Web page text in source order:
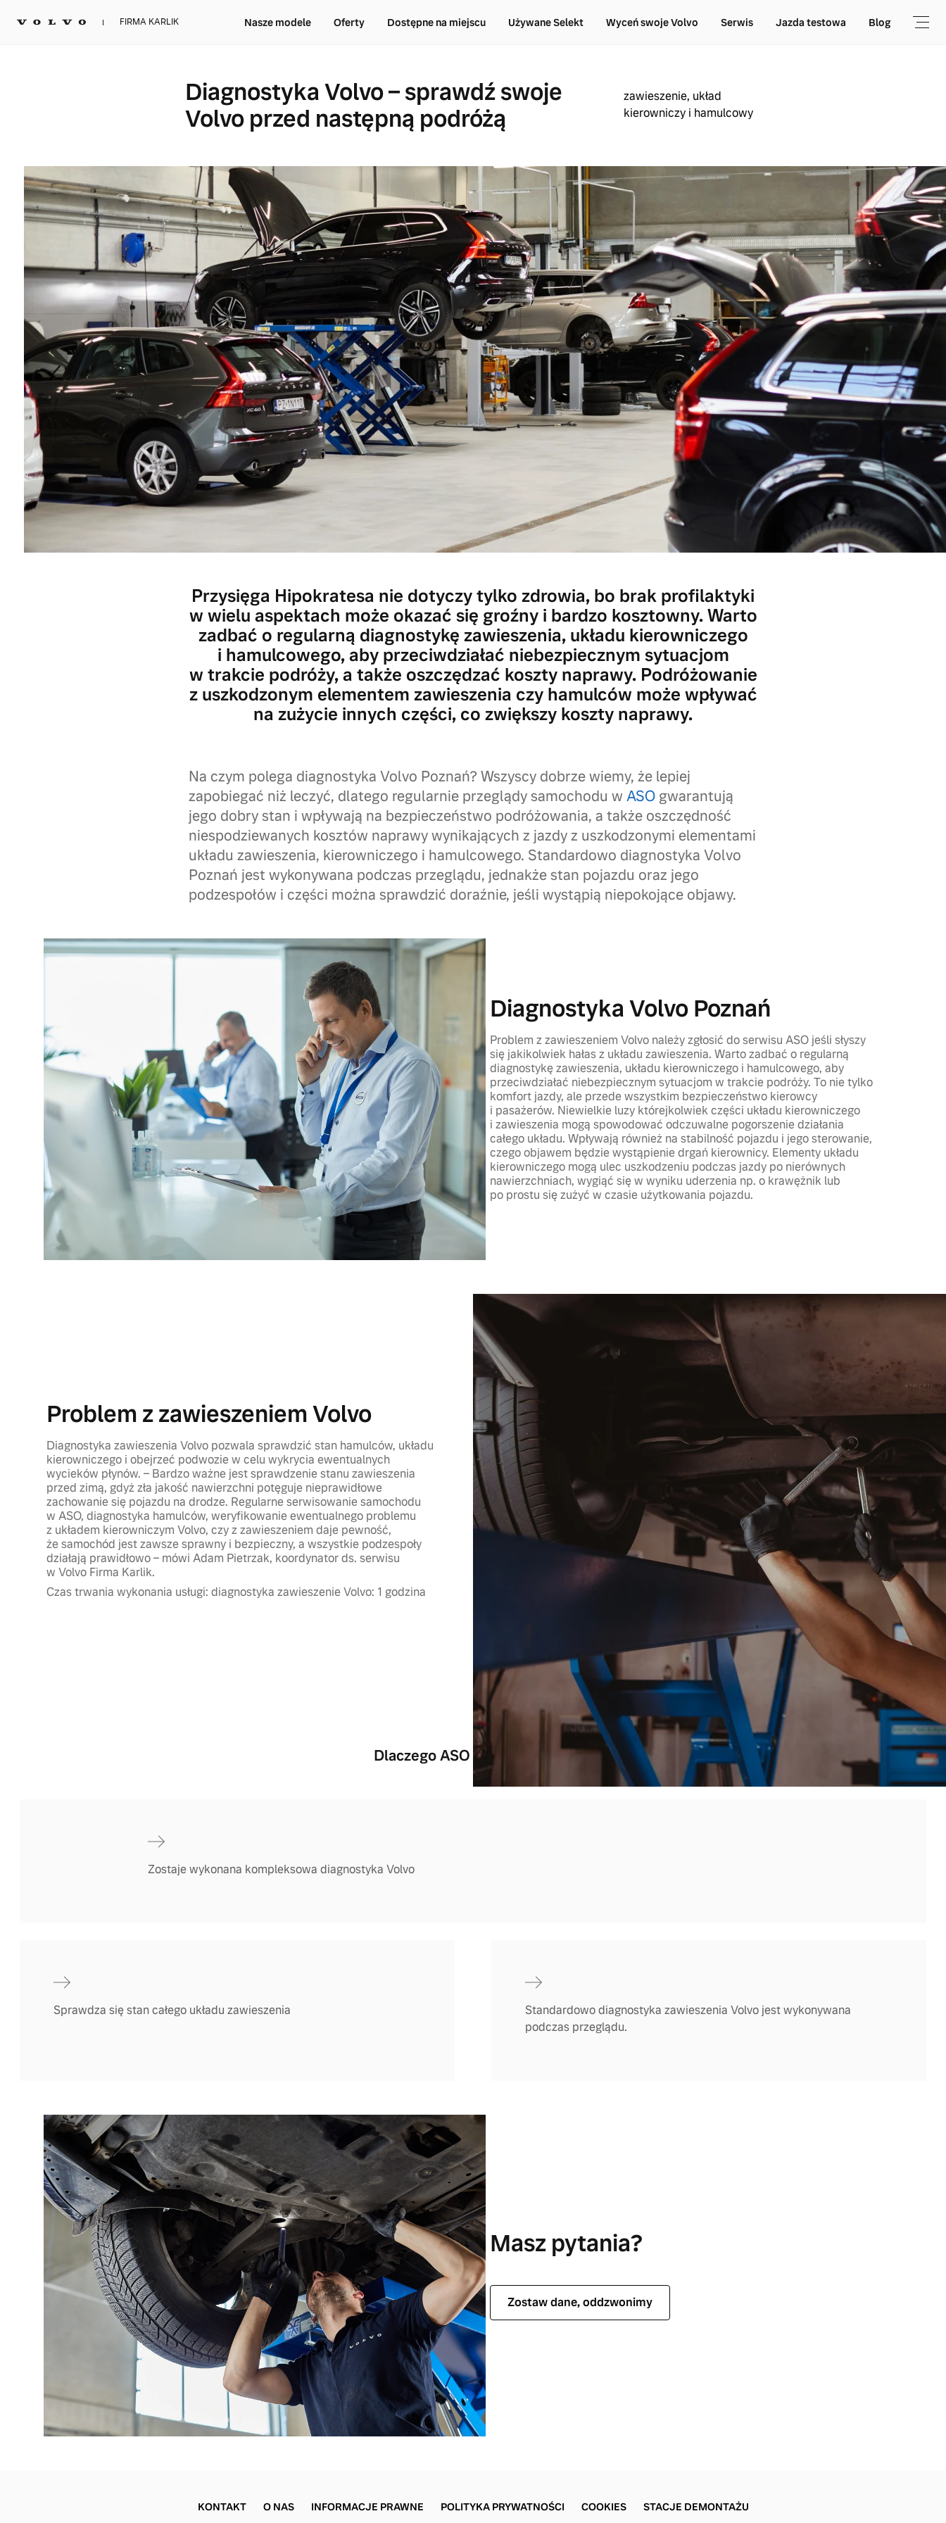
FIRMA KARLIK Nasze modele Oferty Dostępne na miejscu Używane Selekt Wyceń swoje Volvo Serwis Jazda testowa Blog
Diagnostyka Volvo – sprawdź swoje
Volvo przed następną podróżą
zawieszenie, układ
kierowniczy i hamulcowy
Przysięga Hipokratesa nie dotyczy tylko zdrowia, bo brak profilaktyki
w wielu aspektach może okazać się groźny i bardzo kosztowny. Warto
zadbać o regularną diagnostykę zawieszenia, układu kierowniczego
i hamulcowego, aby przeciwdziałać niebezpiecznym sytuacjom
w trakcie podróży, a także oszczędzać koszty naprawy. Podróżowanie
z uszkodzonym elementem zawieszenia czy hamulców może wpływać
na zużycie innych części, co zwiększy koszty naprawy.
Na czym polega diagnostyka Volvo Poznań? Wszyscy dobrze wiemy, że lepiej
zapobiegać niż leczyć, dlatego regularnie przeglądy samochodu w ASO gwarantują
jego dobry stan i wpływają na bezpieczeństwo podróżowania, a także oszczędność
niespodziewanych kosztów naprawy wynikających z jazdy z uszkodzonymi elementami
układu zawieszenia, kierowniczego i hamulcowego. Standardowo diagnostyka Volvo
Poznań jest wykonywana podczas przeglądu, jednakże stan pojazdu oraz jego
podzespołów i części można sprawdzić doraźnie, jeśli wystąpią niepokojące objawy.
Diagnostyka Volvo Poznań
Problem z zawieszeniem Volvo należy zgłosić do serwisu ASO jeśli słyszy
się jakikolwiek hałas z układu zawieszenia. Warto zadbać o regularną
diagnostykę zawieszenia, układu kierowniczego i hamulcowego, aby
przeciwdziałać niebezpiecznym sytuacjom w trakcie podróży. To nie tylko
komfort jazdy, ale przede wszystkim bezpieczeństwo kierowcy
i pasażerów. Niewielkie luzy którejkolwiek części układu kierowniczego
i zawieszenia mogą spowodować odczuwalne pogorszenie działania
całego układu. Wpływają również na stabilność pojazdu i jego sterowanie,
czego objawem będzie wystąpienie drgań kierownicy. Elementy układu
kierowniczego mogą ulec uszkodzeniu podczas jazdy po nierównych
nawierzchniach, wygiąć się w wyniku uderzenia np. o krawężnik lub
po prostu się zużyć w czasie użytkowania pojazdu.
Problem z zawieszeniem Volvo
Diagnostyka zawieszenia Volvo pozwala sprawdzić stan hamulców, układu
kierowniczego i obejrzeć podwozie w celu wykrycia ewentualnych
wycieków płynów. – Bardzo ważne jest sprawdzenie stanu zawieszenia
przed zimą, gdyż zła jakość nawierzchni potęguje nieprawidłowe
zachowanie się pojazdu na drodze. Regularne serwisowanie samochodu
w ASO, diagnostyka hamulców, weryfikowanie ewentualnego problemu
z układem kierowniczym Volvo, czy z zawieszeniem daje pewność,
że samochód jest zawsze sprawny i bezpieczny, a wszystkie podzespoły
działają prawidłowo – mówi Adam Pietrzak, koordynator ds. serwisu
w Volvo Firma Karlik.
Czas trwania wykonania usługi: diagnostyka zawieszenie Volvo: 1 godzina
Dlaczego ASO Volvo Poznań?
Zostaje wykonana kompleksowa diagnostyka Volvo
Sprawdza się stan całego układu zawieszenia
Standardowo diagnostyka zawieszenia Volvo jest wykonywana
podczas przeglądu.
Masz pytania?
Zostaw dane, oddzwonimy
KONTAKT O NAS INFORMACJE PRAWNE POLITYKA PRYWATNOŚCI COOKIES STACJE DEMONTAŻU